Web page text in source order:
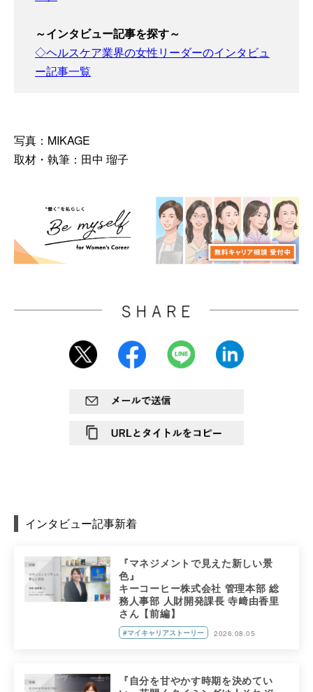
～インタビュー記事を探す～
◇ヘルスケア業界の女性リーダーのインタビュ
ー記事一覧
写真：MIKAGE
取材・執筆：田中 瑠子
インタビュー記事新着
『マネジメントで見えた新しい景
色』
キーコーヒー株式会社 管理本部 総
務人事部 人財開発課長 寺﨑由香里
さん【前編】
#マイキャリアストーリー 2026.08.05
『自分を甘やかす時期を決めてい